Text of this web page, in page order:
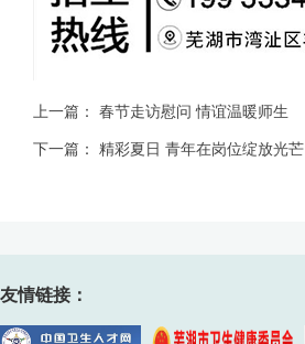
上一篇： 春节走访慰问 情谊温暖师生
下一篇： 精彩夏日 青年在岗位绽放光芒
友情链接：